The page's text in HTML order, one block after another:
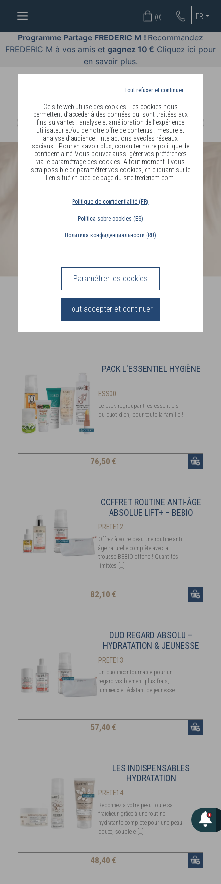
Tout refuser et continuer
Ce site web utilise des cookies. Les cookies nous
permettent d’accéder à des données qui sont traitées aux
fins suivantes : analyse et amélioration de l’expérience
utilisateur et/ou de notre offre de contenus ; mesure et
analyse d’audience ; interactions avec les réseaux
sociaux… Pour en savoir plus, consulter notre politique de
confidentialité. Vous pouvez aussi gérer vos préférences
via le paramétrage des cookies. A tout moment il vous
sera possible de paramétrer vos cookies, en cliquant sur le
lien situé en pied de page du site fredericm.com.
Politique de confidentialité (FR)
Política sobre cookies (ES)
Политика конфиденциальности (RU)
Paramétrer les cookies
Tout accepter et continuer
FR
(0)
Programme Partage FREDERIC M ! Recommandez
FREDERIC M à vos amis et gagnez 10 € Cliquez ici pour
en savoir plus.
OFFRES
COSMÉTIQUES
PARFUMS
BODY
DIAGNOSTIC
PEAU
DEVENIR
DISTRIBUTEUR
Best sellers
à prix doux
PACK L'ESSENTIEL HYGIÈNE
ESS00
Le pack regroupant les essentiels
du quotidien, pour toute la famille !
76,50 €
COFFRET ROUTINE ANTI-ÂGE
ABSOLUE LIFT+ – BEBIO
PRETE12
Offrez à votre peau une routine anti-
âge naturelle complète avec la
trousse BEBIO offerte ! Quantités
limitées […]
82,10 €
DUO REGARD ABSOLU –
HYDRATATION & JEUNESSE
PRETE13
Un duo incontournable pour un
regard visiblement plus frais,
lumineux et éclatant de jeunesse.
57,40 €
LES INDISPENSABLES
HYDRATATION
PRETE14
Redonnez à votre peau toute sa
fraîcheur grâce à une routine
hydratante complète pour une peau
douce, souple e […]
48,40 €